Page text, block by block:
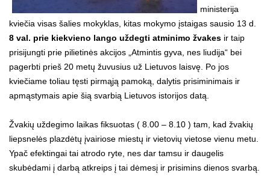
ministerija
kviečia visas šalies mokyklas, kitas mokymo įstaigas sausio 13 d.
8 val. prie kiekvieno lango uždegti atminimo žvakes ir taip
prisijungti prie pilietinės akcijos „Atmintis gyva, nes liudija“ bei
pagerbti prieš 20 metų žuvusius už Lietuvos laisvę. Po jos
kviečiame toliau tęsti pirmąją pamoką, dalytis prisiminimais ir
apmąstymais apie šią svarbią Lietuvos istorijos datą.
Žvakių uždegimo laikas fiksuotas ( 8.00 – 8.10 ) tam, kad žvakių
liepsnelės plazdėtų įvairiose miestų ir vietovių vietose vienu metu.
Ypač efektingai tai atrodo ryte, nes dar tamsu ir daugelis
skubėdami į darbą atkreips į tai dėmesį ir prisimins dienos svarbą.